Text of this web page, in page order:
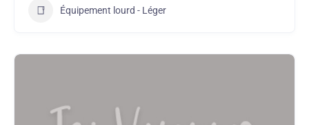
Équipement lourd - Léger